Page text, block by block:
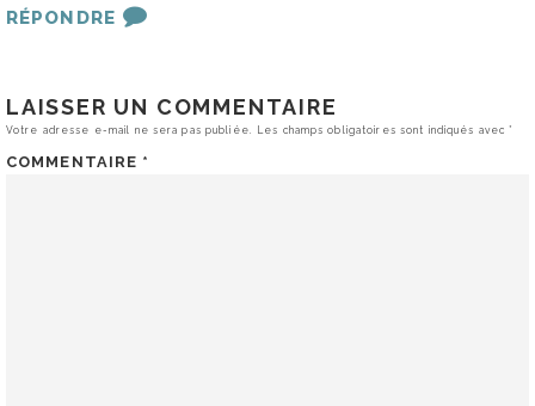
RÉPONDRE
LAISSER UN COMMENTAIRE
Votre adresse e-mail ne sera pas publiée. Les champs obligatoires sont indiqués avec*
COMMENTAIRE *